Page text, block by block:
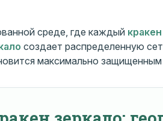
среде, где каждый
создает распределенную
максимально защищенным